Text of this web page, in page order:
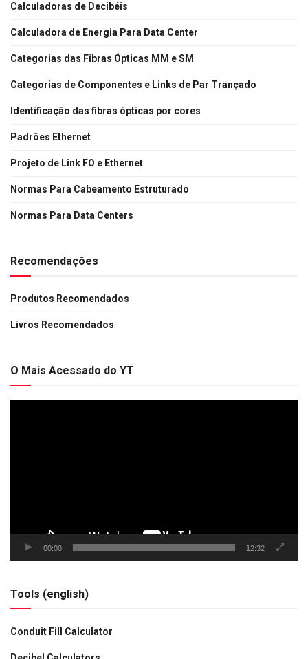
Calculadoras de Decibéis
Calculadora de Energia Para Data Center
Categorias das Fibras Ópticas MM e SM
Categorias de Componentes e Links de Par Trançado
Identificação das fibras ópticas por cores
Padrões Ethernet
Projeto de Link FO e Ethernet
Normas Para Cabeamento Estruturado
Normas Para Data Centers
Recomendações
Produtos Recomendados
Livros Recomendados
O Mais Acessado do YT
00:00 12:32
Tools (english)
Conduit Fill Calculator